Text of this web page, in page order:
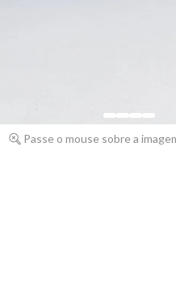
Passe o mouse sobre a